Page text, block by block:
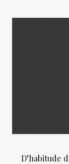
D’habitude